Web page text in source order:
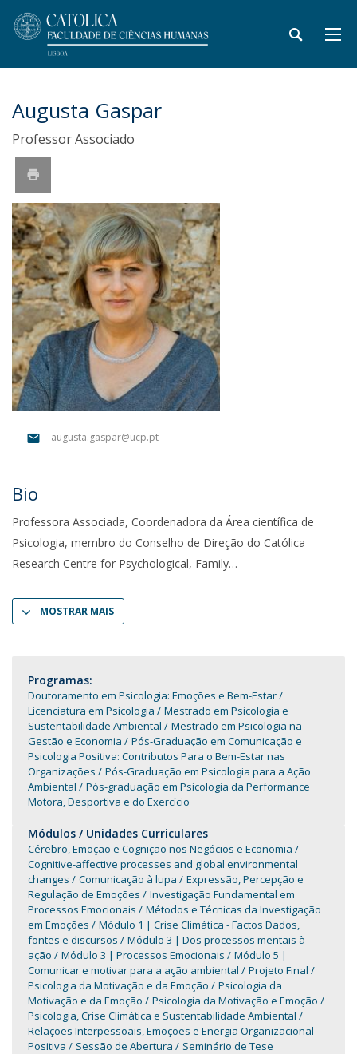
Augusta Gaspar
Professor Associado
augusta.gaspar@ucp.pt
Bio
Professora Associada, Coordenadora da Área científica de
Psicologia, membro do Conselho de Direção do Católica
Research Centre for Psychological, Family
MOSTRAR MAIS
Programas:
Doutoramento em Psicologia: Emoções e Bem-Estar
Licenciatura em Psicologia
Mestrado em Psicologia e
Sustentabilidade Ambiental
Mestrado em Psicologia na
Gestão e Economia
Pós-Graduação em Comunicação e
Psicologia Positiva: Contributos Para o Bem-Estar nas
Organizações
Pós-Graduação em Psicologia para a Ação
Ambiental
Pós-graduação em Psicologia da Performance
Motora, Desportiva e do Exercício
Módulos / Unidades Curriculares
Cérebro, Emoção e Cognição nos Negócios e Economia
Cognitive-affective processes and global environmental
changes
Comunicação à lupa
Expressão, Percepção e
Regulação de Emoções
Investigação Fundamental em
Processos Emocionais
Métodos e Técnicas da Investigação
em Emoções
Módulo 1 | Crise Climática - Factos Dados,
fontes e discursos
Módulo 3 | Dos processos mentais à
ação
Módulo 3 | Processos Emocionais
Módulo 5 |
Comunicar e motivar para a ação ambiental
Projeto Final
Psicologia da Motivação e da Emoção
Psicologia da
Motivação e da Emoção
Psicologia da Motivação e Emoção
Psicologia, Crise Climática e Sustentabilidade Ambiental
Relações Interpessoais, Emoções e Energia Organizacional
Positiva
Sessão de Abertura Seminário de Tese